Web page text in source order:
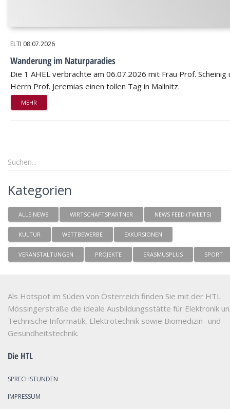
ELTI 08.07.2026
Wanderung im Naturparadies
Die 1 AHEL verbrachte am 06.07.2026 mit Frau Prof. Scheinig
Herrn Prof. Jeremias einen tollen Tag in Mallnitz.
MEHR
Kategorien
ALLE NEWS WIRTSCHAFTSPARTNER NEWS FEED (TWEETS)
KULTUR WETTBEWERBE EXKURSIONEN
VERANSTALTUNGEN PROJEKTE ERASMUSPLUS SPORT
Als Hotspot im Süden von Österreich finden Sie mit der HTL
Mössingerstraße die ideale Ausbildungsstätte für Elektronik
Technische Informatik, Elektrotechnik sowie Biomedizin- und
Gesundheitstechnik.
Die HTL
SPRECHSTUNDEN
IMPRESSUM